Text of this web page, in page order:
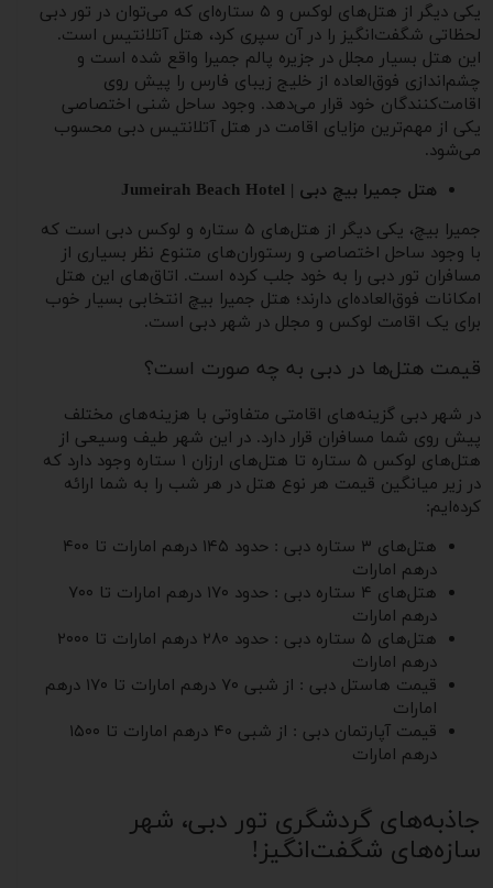
یکی دیگر از هتل‌های لوکس و ۵ ستاره‌ای که می‌توان در تور دبی
لحظاتی شگفت‌انگیز را در آن سپری کرد، هتل آتلانتیس است.
این هتل بسیار مجلل در جزیره پالم جمیرا واقع شده است و
چشم‌اندازی فوق‌العاده از خلیج زیبای فارس را پیش روی
اقامت‌کنندگان خود قرار می‌دهد. وجود ساحل شنی اختصاصی
یکی از مهم‌ترین مزایای اقامت در هتل آتلانتیس دبی محسوب
می‌شود.
هتل جمیرا بیچ دبی | Jumeirah Beach Hotel​
جمیرا بیچ، یکی دیگر از هتل‌های ۵ ستاره و لوکس دبی است که
با وجود ساحل اختصاصی و رستوران‌های متنوع نظر بسیاری از
مسافران تور دبی را به خود جلب کرده است. اتاق‌های این هتل
امکانات فوق‌العاده‌ای دارند؛ هتل جمیرا بیچ انتخابی بسیار خوب
برای یک اقامت لوکس و مجلل در شهر دبی است.
قیمت هتل‌ها در دبی به چه صورت است؟
در شهر دبی گزینه‌های اقامتی متفاوتی با هزینه‌های مختلف
پیش روی شما مسافران قرار دارد. در این شهر طیف وسیعی از
هتل‌های لوکس ۵ ستاره تا هتل‌های ارزان ۱ ستاره وجود دارد که
در زیر میانگین قیمت هر نوع هتل در هر شب را به شما ارائه
کرده‌ایم:
هتل‌های ۳ ستاره دبی : حدود ۱۴۵ درهم امارات تا ۴۰۰
درهم امارات
هتل‌های ۴ ستاره دبی : حدود ۱۷۰ درهم امارات تا ۷۰۰
درهم امارات
هتل‌های ۵ ستاره دبی : حدود ۲۸۰ درهم امارات تا ۲۰۰۰
درهم امارات
قیمت هاستل دبی : از شبی ۷۰ درهم امارات تا ۱۷۰ درهم
امارات
قیمت آپارتمان دبی : از شبی ۴۰ درهم امارات تا ۱۵۰۰
درهم امارات​​​​​​
جاذبه‌های گردشگری تور دبی، شهر
سازه‌های شگفت‌انگیز!